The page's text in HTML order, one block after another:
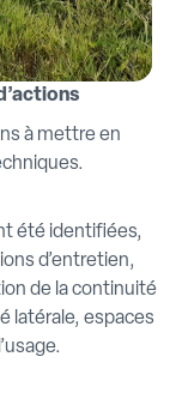
à mettre en
été identifiées,
d’entretien,
de la continuité
latérale, espaces